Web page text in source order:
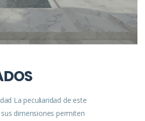
La peculiaridad de este
dimensiones permiten